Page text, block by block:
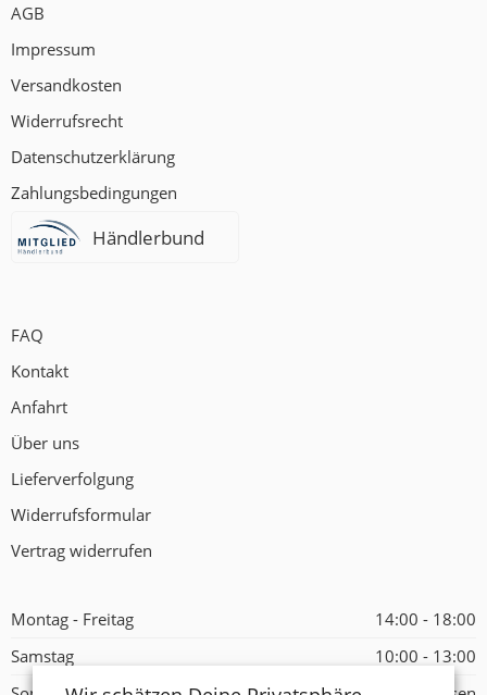
AGB
Impressum
Versandkosten
Widerrufsrecht
Datenschutzerklärung
Zahlungsbedingungen
Händlerbund
FAQ
Kontakt
Anfahrt
Über uns
Lieferverfolgung
Widerrufsformular
Vertrag widerrufen
Montag - Freitag
14:00 - 18:00
Samstag
10:00 - 13:00